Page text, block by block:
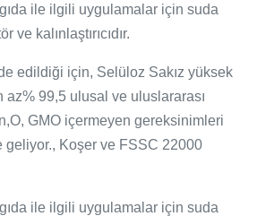
ile ilgili uygulamalar için suda
kalınlaştırıcıdır.
edildiği için, Selüloz Sakız yüksek
az% 99,5 ulusal ve uluslararası
GMO içermeyen gereksinimleri
geliyor., Koşer ve FSSC 22000
ile ilgili uygulamalar için suda